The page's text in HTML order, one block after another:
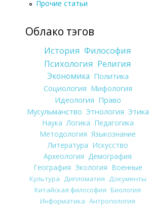
Прочие статьи
Облако тэгов
История Философия
Психология Религия
Экономика Политика
Социология Мифология
Идеология Право
Мусульманство Этнология Этика
Наука Логика Педагогика
Методология Языкознание
Литература Искусство
Археология Демография
География Экология Военные
Культура Дипломатия Документы
Китайская философия Биология
Информатика Антропология